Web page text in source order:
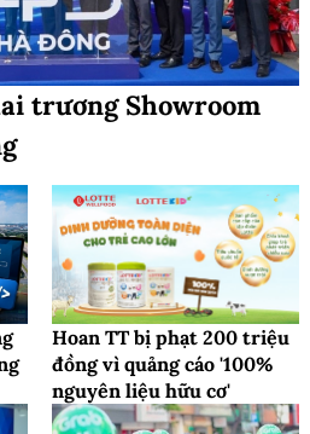
trương Showroom
Hoan TT bị phạt 200 triệu
đồng vì quảng cáo '100%
nguyên liệu hữu cơ'